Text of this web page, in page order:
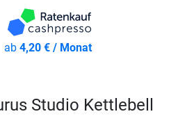
ab4,20 € / Monat
Studio Kettlebell